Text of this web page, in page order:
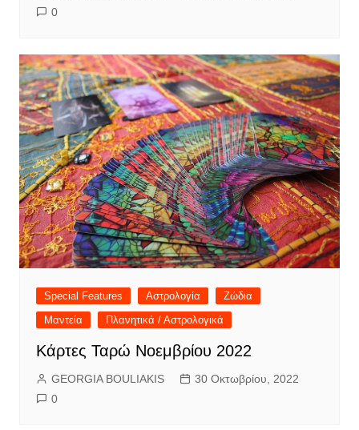
0
Special Features Αστρολογία
Ζώδια
Μαντεία
Πλανητικά / Αστρολογικά
Κάρτες Ταρώ Νοεμβρίου 2022
GEORGIA BOULIAKIS
30 Οκτωβρίου, 2022
0